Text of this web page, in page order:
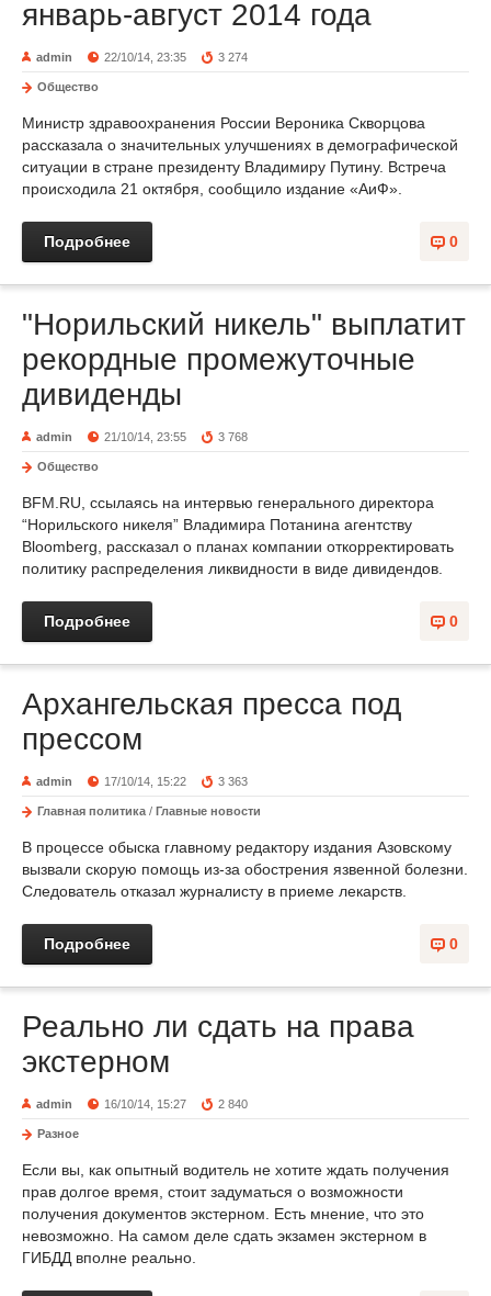
январь-август 2014 года
admin 22/10/14, 23:35 3 274
Общество
Министр здравоохранения России Вероника Скворцова
рассказала о значительных улучшениях в демографической
ситуации в стране президенту Владимиру Путину. Встреча
происходила 21 октября, сообщило издание «АиФ».
0
Подробнее
"Норильский никель" выплатит
рекордные промежуточные
дивиденды
admin 21/10/14, 23:55 3 768
Общество
BFM.RU, ссылаясь на интервью генерального директора
“Норильского никеля” Владимира Потанина агентству
Bloomberg, рассказал о планах компании откорректировать
политику распределения ликвидности в виде дивидендов.
0
Подробнее
Архангельская пресса под
прессом
admin 17/10/14, 15:22 3 363
Главная политика / Главные новости
В процессе обыска главному редактору издания Азовскому
вызвали скорую помощь из-за обострения язвенной болезни.
Следователь отказал журналисту в приеме лекарств.
0
Подробнее
Реально ли сдать на права
экстерном
admin 16/10/14, 15:27 2 840
Разное
Если вы, как опытный водитель не хотите ждать получения
прав долгое время, стоит задуматься о возможности
получения документов экстерном. Есть мнение, что это
невозможно. На самом деле сдать экзамен экстерном в
ГИБДД вполне реально.